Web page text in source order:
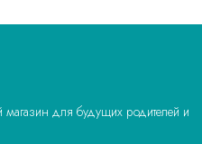
для будущих родителей и